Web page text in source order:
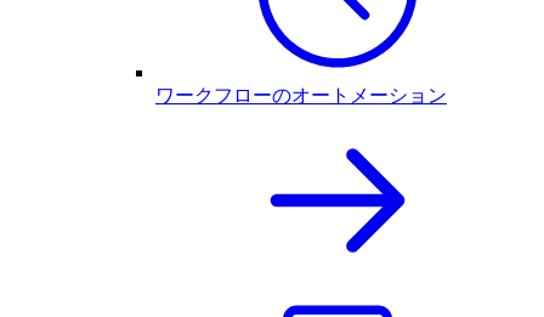
ワークフローのオートメーション